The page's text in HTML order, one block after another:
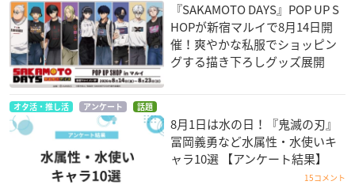
『SAKAMOTO DAYS』POP UP S
HOPが新宿マルイで8月14日開
催！爽やかな私服でショッピン
グする描き下ろしグッズ展開
オタ活・推し活 アンケート 話題
8月1日は水の日！『鬼滅の刃』
冨岡義勇など水属性・水使いキ
ャラ10選 【アンケート結果】
15コメント